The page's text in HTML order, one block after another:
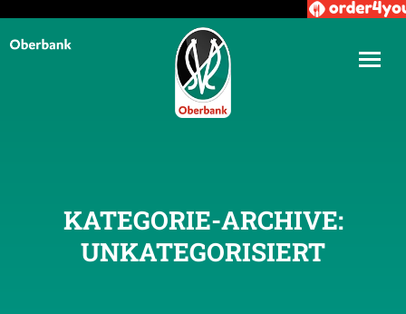
KATEGORIE-ARCHIVE:
UNKATEGORISIERT